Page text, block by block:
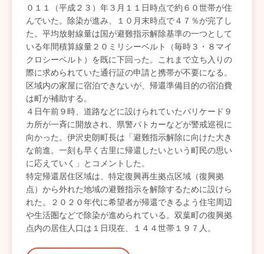
０１１（平成２３）年３月１１日時点で約６０世帯が住
んでいた。除染が進み、１０月末時点で４７％が完了し
た。平均放射線量は国が避難指示解除基準の一つとして
いる年間積算線量２０ミリシーベルト（毎時３・８マイ
クロシーベルト）を既に下回った。これまで立ち入りの
際に求められていた通行証の申請と携帯が不要になる。
区域内の家屋に宿泊できないが、帰還準備目的の宿泊費
は町が補助する。
４日午前９時、道路などに設けられていたバリケード９
カ所が一斉に開放され、県警パトカーなどが警戒巡視に
向かった。伊沢史朗町長は「避難指示解除に向けた大き
な前進。一刻も早く古里に帰還したいという町民の思い
に応えていく」とコメントした。
特定帰還居住区域は、特定復興再生拠点区域（復興拠
点）から外れた地域の避難指示を解除するために設けら
れた。２０２０年代に希望者が帰還できるよう住宅周辺
や生活圏などで除染が進められている。双葉町の復興拠
点内の居住人口は１日現在、１４４世帯１９７人。